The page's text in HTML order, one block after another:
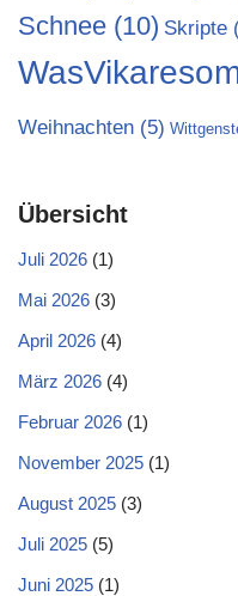
Schnee (10) Skripte
Weihnachten (5)
Übersicht
Juli 2026 (1)
Mai 2026 (3)
April 2026 (4)
März 2026 (4)
Februar 2026 (1)
November 2025 (1)
August 2025 (3)
Juli 2025 (5)
Juni 2025 (1)